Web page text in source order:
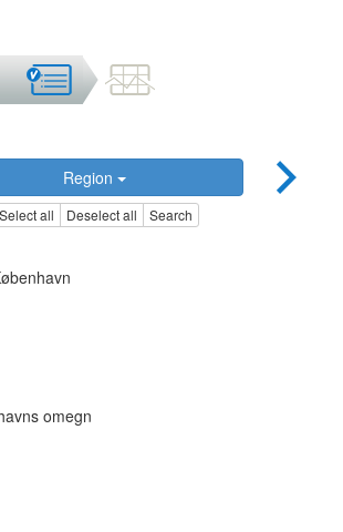
Region
Select all Deselect all Search
omegn